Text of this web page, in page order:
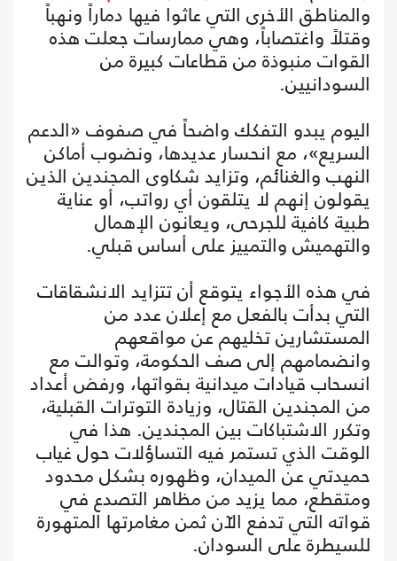
والمناطق الأخرى التي عاثوا فيها دماراً ونهباً
وقتلاً واغتصاباً، وهي ممارسات جعلت هذه
القوات منبوذة من قطاعات كبيرة من
السودانيين.
اليوم يبدو التفكك واضحاً في صفوف «الدعم
السريع»، مع انحسار عديدها، ونضوب أماكن
النهب والغنائم، وتزايد شكاوى المجندين الذين
يقولون إنهم لا يتلقون أي رواتب، أو عناية
طبية كافية للجرحى، ويعانون الإهمال
والتهميش والتمييز على أساس قبلي.
في هذه الأجواء يتوقع أن تتزايد الانشقاقات
التي بدأت بالفعل مع إعلان عدد من
المستشارين تخليهم عن مواقعهم
وانضمامهم إلى صف الحكومة، وتوالت مع
انسحاب قيادات ميدانية بقواتها، ورفض أعداد
من المجندين القتال، وزيادة التوترات القبلية،
وتكرر الاشتباكات بين المجندين. هذا في
الوقت الذي تستمر فيه التساؤلات حول غياب
حميدتي عن الميدان، وظهوره بشكل محدود
ومتقطع، مما يزيد من مظاهر التصدع في
قواته التي تدفع الآن ثمن مغامرتها المتهورة
للسيطرة على السودان.